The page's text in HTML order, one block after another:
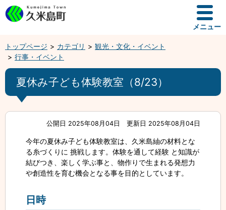
メニュー
トップページ カテゴリ
観光・文化・イベント
行事・イベント
夏休み子ども体験教室（8/23）
公開日 2025年08月04日 更新日 2025年08月04日
今年の夏休み子ども体験教室は、久米島紬の材料とな
る糸づくりに 挑戦します。体験を通して経験 と知識が
結びつき、楽しく学ぶ事と、物作りで生まれる発想力
や創造性を育む機会となる事を目的としています。
日時